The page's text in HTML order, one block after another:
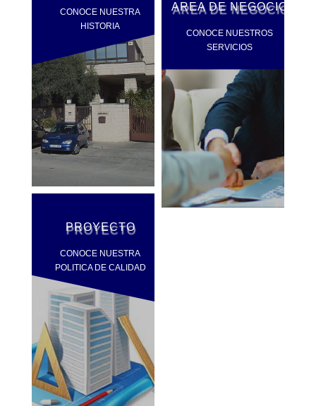
CONOCE NUESTRA
HISTORIA
AREA DE NEGOCIO
CONOCE NUESTROS
SERVICIOS
PROYECTO
CONOCE NUESTRA
POLITICA DE CALIDAD